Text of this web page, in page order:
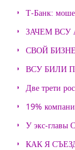
Т-Банк:
ЗАЧЕМ
СВОЙ
ВСУ БИЛИ
Две трети
19%
У экс-главы
КАК Я